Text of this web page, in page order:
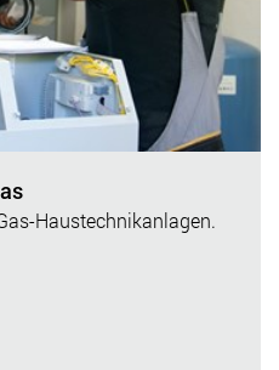
Haustechnikanlagen.